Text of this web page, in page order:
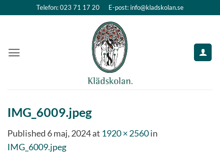
Telefon: 023 71 17 20 E-post: info@kladskolan.se
IMG_6009.jpeg
Published 6 maj, 2024at 1920 × 2560in
IMG_6009.jpeg